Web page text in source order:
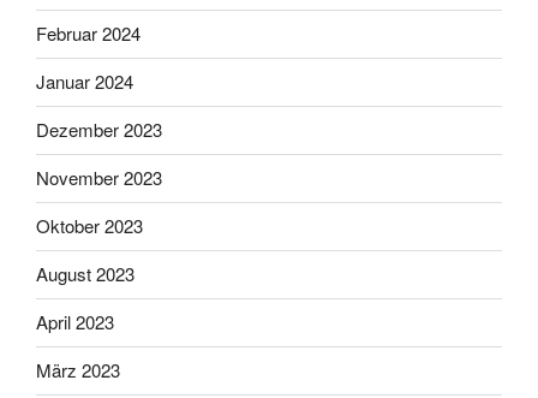
Februar 2024
Januar 2024
Dezember 2023
November 2023
Oktober 2023
August 2023
April 2023
März 2023